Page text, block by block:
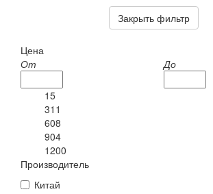
Закрыть фильтр
Цена
От
До
15
311
608
904
1200
Производитель
Китай